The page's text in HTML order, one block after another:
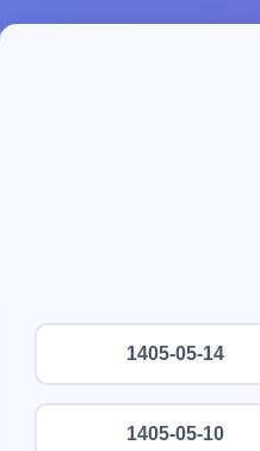
1405-05-14
1405-05-10